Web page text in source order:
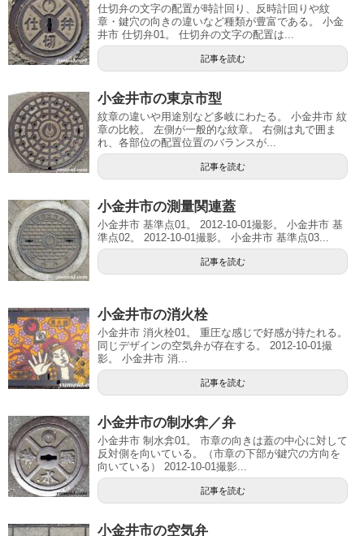
仕切弁の文字の配置が時計回り、反時計回りや紋
章・鍵穴の向きの違いなど種類が豊富である。 小金
井市 仕切弁01。 仕切弁の文字の配置は...
記事を読む
小金井市の東京市型
紋章の違いや用途別など多岐にわたる。 小金井市 紋
章の比較。 左側が一般的な紋章。 右側は丸で囲ま
れ、各部位の配置位置のバランスが...
記事を読む
小金井市の測量関連蓋
小金井市 基準点01。 2012-10-01撮影。 小金井市 基
準点02。 2012-10-01撮影。 小金井市 基準点03...
記事を読む
小金井市の消火栓
小金井市 消火栓01。 重圧な感じで好感が持たれる。
同じデザインの空気弁が存在する。 2012-10-01撮
影。 小金井市 消...
記事を読む
小金井市の制水弇／弁
小金井市 制水弇01。 市章の向きは蓋の中心に対して
反対側を向いている。（市章の下部が鍵穴の方向を
向いている） 2012-10-01撮影...
記事を読む
小金井市の空気弁